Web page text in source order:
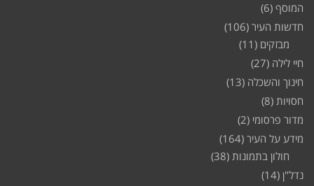
המוסף (6)
חדשות העיר (106)
מבזקים (11)
חיי לילה (27)
חינוך והשכלה (13)
חסויות (8)
מדור פרסומי (2)
מידע על העיר (164)
חולון בתמונות (38)
נדל"ן (14)